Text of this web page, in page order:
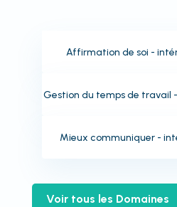
Affirmation de soi -
Gestion du temps de travail
Mieux communiquer -
Voir tous les Domaines